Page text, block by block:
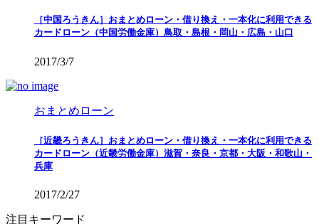
［中国ろうきん］おまとめローン・借り換え・一本化に利用できる
カードローン（中国労働金庫）鳥取・島根・岡山・広島・山口
2017/3/7
おまとめローン
［近畿ろうきん］おまとめローン・借り換え・一本化に利用できる
カードローン（近畿労働金庫）滋賀・奈良・京都・大阪・和歌山・
兵庫
2017/2/27
注目キーワード